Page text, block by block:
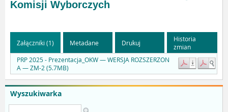
Wyszukiwarka
Komisji Wyborczych
Załączniki (1) Metadane Drukuj
Historia
zmian
PRP 2025 - Prezentacja_OKW — WERSJA ROZSZERZON
A — ZM-2 (5.7MB)